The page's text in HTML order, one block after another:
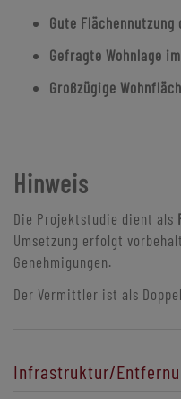
Gute
Gefragte Wohnlage
Großzügige
Hinweis
Die Projektstudie dient als
Umsetzung erfolgt
Genehmigungen.
Der Vermittler ist als
Infrastruktur/